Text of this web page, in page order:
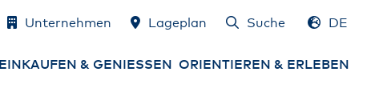
Unternehmen Lageplan Suche DE
EINKAUFEN & GENIESSEN ORIENTIEREN & ERLEBEN